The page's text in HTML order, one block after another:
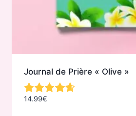
Journal de Prière « Olive »
14.99€